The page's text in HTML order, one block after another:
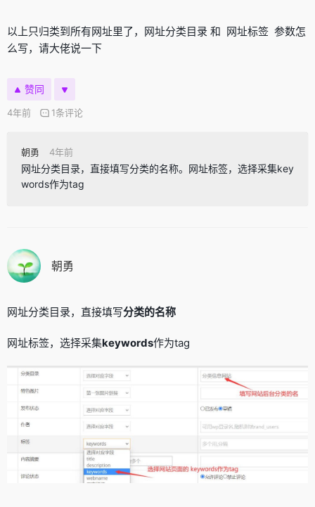
以上只归类到所有网址里了，网址分类目录 和 网址标签 参数怎
么写，请大佬说一下
赞同
4年前 1条评论
朝勇 4年前
网址分类目录，直接填写分类的名称。网址标签，选择采集key
words作为tag
朝勇
网址分类目录，直接填写分类的名称
网址标签，选择采集keywords作为tag